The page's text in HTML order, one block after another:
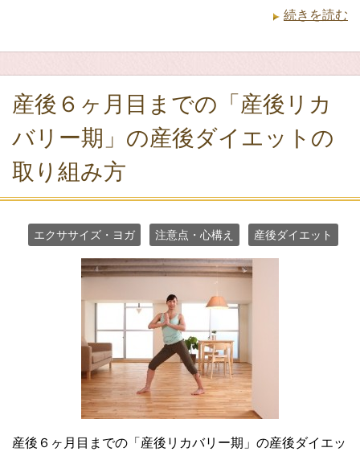
続きを読む
産後６ヶ月目までの「産後リカ
バリー期」の産後ダイエットの
取り組み方
エクササイズ・ヨガ 注意点・心構え 産後ダイエット
産後６ヶ月目までの「産後リカバリー期」の産後ダイエッ